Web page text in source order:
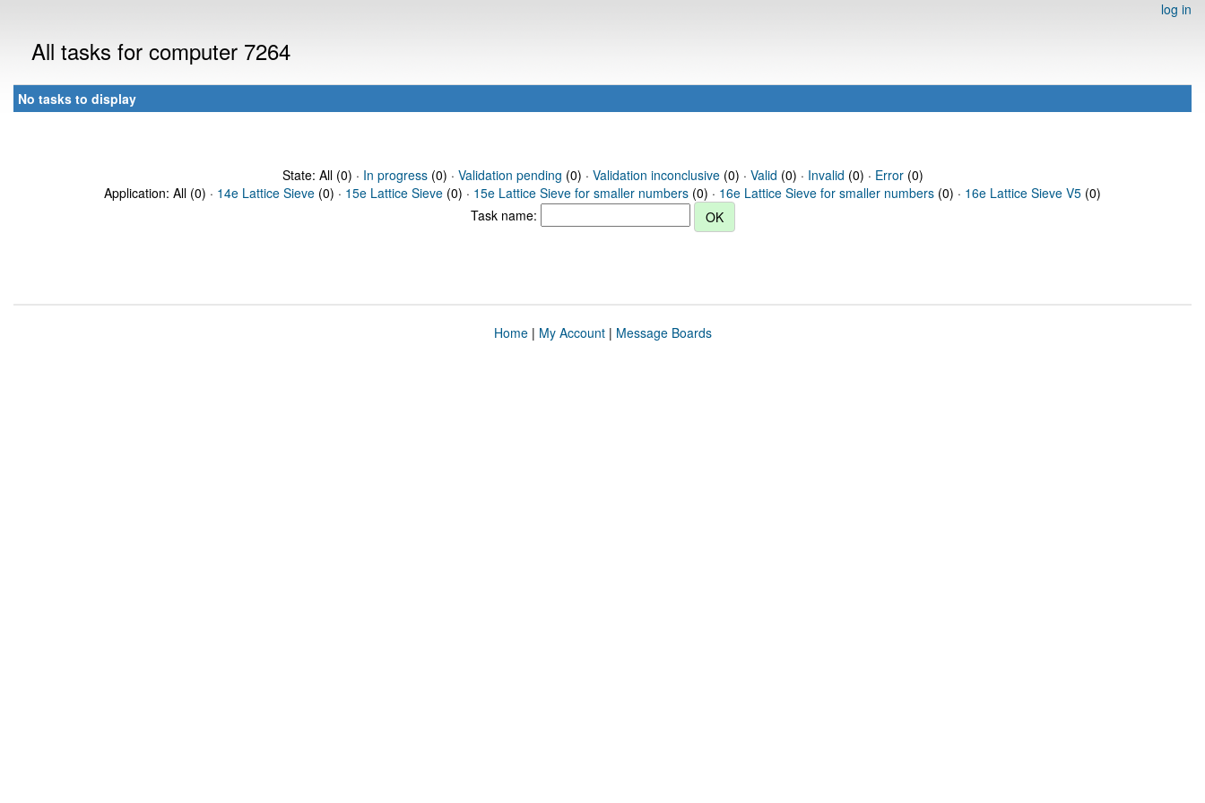
log in
All tasks for computer 7264
No tasks to display
State: All (0) · In progress(0) · Validation pending (0) · Validation inconclusive(0) · Valid (0) · Invalid (0) · Error(0)
Application: All (0) · 14e Lattice Sieve (0) · 15e Lattice Sieve (0) · 15e Lattice Sieve for smaller numbers (0) · 16e Lattice Sieve for smaller numbers (0) · 16e Lattice Sieve V5 (0)
Task name:
Home| My Account| Message Boards